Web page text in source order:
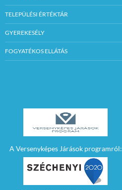
TELEPÜLÉSI ÉRTÉKTÁR
GYEREKESÉLY
FOGYATÉKOS ELLÁTÁS
A Versenyképes Járások programról: